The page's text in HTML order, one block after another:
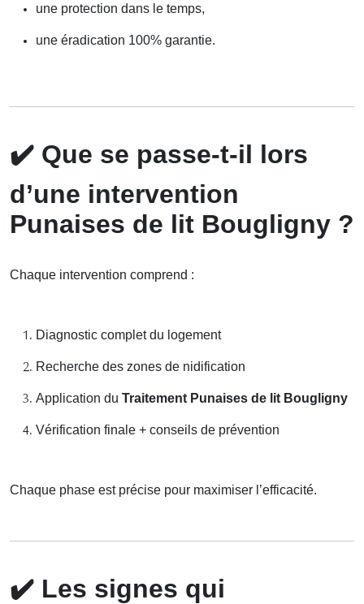
une protection dans le temps,
une éradication 100% garantie.
✔️ Que se passe-t-il lors
d’une intervention
Punaises de lit Bougligny ?
Chaque intervention comprend :
Diagnostic complet du logement
Recherche des zones de nidification
Application du Traitement Punaises de lit Bougligny
Vérification finale + conseils de prévention
Chaque phase est précise pour maximiser l’efficacité.
✔️ Les signes qui